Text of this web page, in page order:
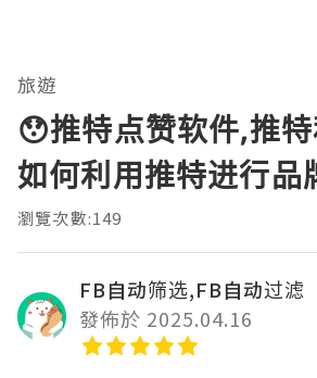
旅遊
😯推特点赞软件,推
如何利用推特进行品
瀏覽次數:149
FB自动筛选,FB自动过滤
發佈於 2025.04.16